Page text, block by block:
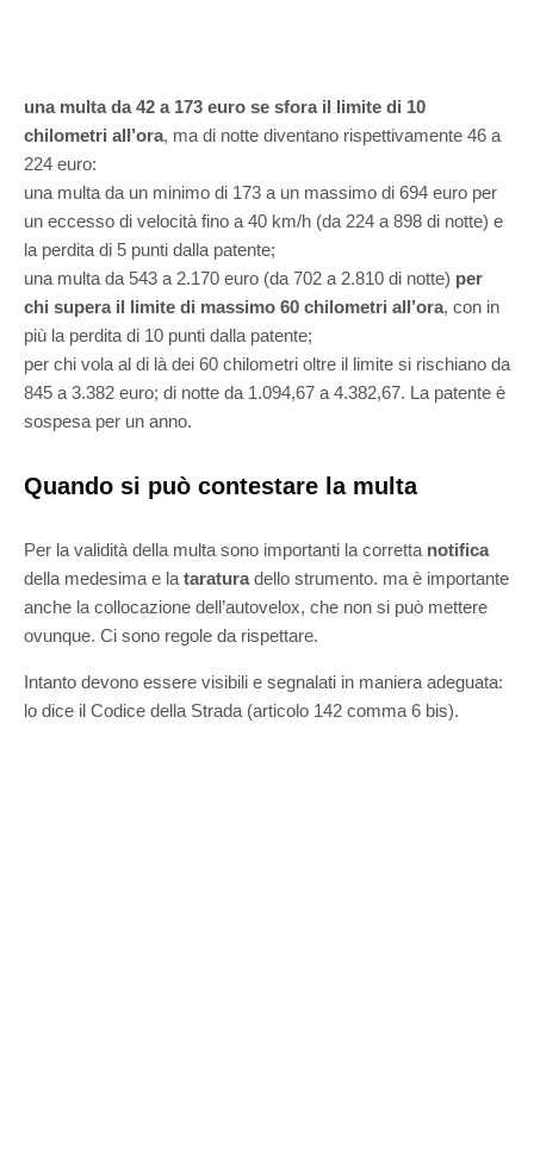
una multa da 42 a 173 euro se sfora il limite di 10
chilometri all’ora, ma di notte diventano rispettivamente 46 a
224 euro:
una multa da un minimo di 173 a un massimo di 694 euro per
un eccesso di velocità fino a 40 km/h (da 224 a 898 di notte) e
la perdita di 5 punti dalla patente;
una multa da 543 a 2.170 euro (da 702 a 2.810 di notte) per
chi supera il limite di massimo 60 chilometri all’ora, con in
più la perdita di 10 punti dalla patente;
per chi vola al di là dei 60 chilometri oltre il limite si rischiano da
845 a 3.382 euro; di notte da 1.094,67 a 4.382,67. La patente è
sospesa per un anno.
Quando si può contestare la multa
Per la validità della multa sono importanti la corretta notifica
della medesima e la taraturadello strumento. ma è importante
anche la collocazione dell’autovelox, che non si può mettere
ovunque. Ci sono regole da rispettare.
Intanto devono essere visibili e segnalati in maniera adeguata:
lo dice il Codice della Strada (articolo 142 comma 6 bis).